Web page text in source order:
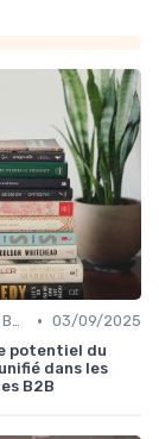
Marketplace B2B • 03/09/2025
potentiel du
dans les
B2B